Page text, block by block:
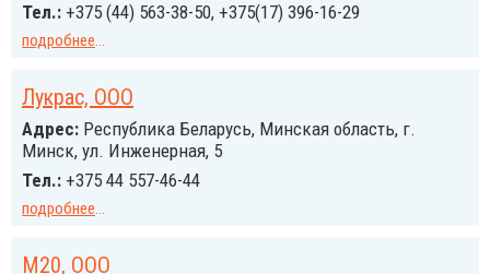
Тел.: +375 (44) 563-38-50, +375(17) 396-16-29
подробнее...
Лукрас, ООО
Адрес: Республика Беларусь, Минская область, г.
Минск, ул. Инженерная, 5
Тел.: +375 44 557-46-44
подробнее...
М20, ООО